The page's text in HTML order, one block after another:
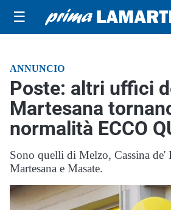
☰
ANNUNCIO
Poste: altri uffici
Martesana
normalità ECCO
Sono quelli di Melzo, Cassina de'
Martesana e Masate.